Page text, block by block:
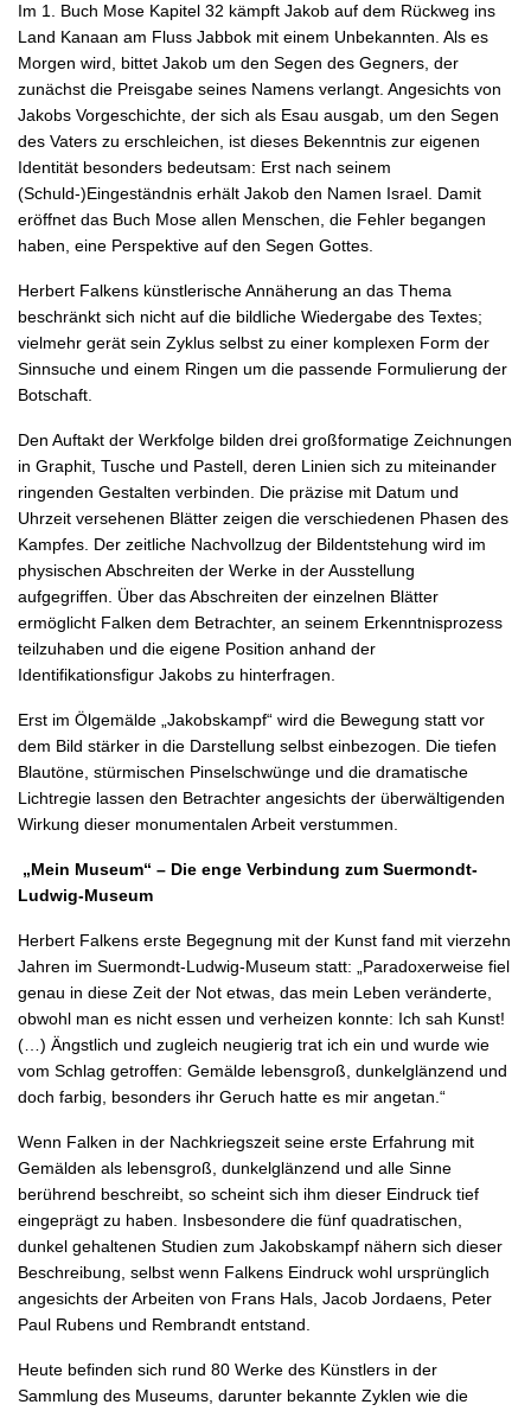
Im 1. Buch Mose Kapitel 32 kämpft Jakob auf dem Rückweg ins
Land Kanaan am Fluss Jabbok mit einem Unbekannten. Als es
Morgen wird, bittet Jakob um den Segen des Gegners, der
zunächst die Preisgabe seines Namens verlangt. Angesichts von
Jakobs Vorgeschichte, der sich als Esau ausgab, um den Segen
des Vaters zu erschleichen, ist dieses Bekenntnis zur eigenen
Identität besonders bedeutsam: Erst nach seinem
(Schuld-)Eingeständnis erhält Jakob den Namen Israel. Damit
eröffnet das Buch Mose allen Menschen, die Fehler begangen
haben, eine Perspektive auf den Segen Gottes.
Herbert Falkens künstlerische Annäherung an das Thema
beschränkt sich nicht auf die bildliche Wiedergabe des Textes;
vielmehr gerät sein Zyklus selbst zu einer komplexen Form der
Sinnsuche und einem Ringen um die passende Formulierung der
Botschaft.
Den Auftakt der Werkfolge bilden drei großformatige Zeichnungen
in Graphit, Tusche und Pastell, deren Linien sich zu miteinander
ringenden Gestalten verbinden. Die präzise mit Datum und
Uhrzeit versehenen Blätter zeigen die verschiedenen Phasen des
Kampfes. Der zeitliche Nachvollzug der Bildentstehung wird im
physischen Abschreiten der Werke in der Ausstellung
aufgegriffen. Über das Abschreiten der einzelnen Blätter
ermöglicht Falken dem Betrachter, an seinem Erkenntnisprozess
teilzuhaben und die eigene Position anhand der
Identifikationsfigur Jakobs zu hinterfragen.
Erst im Ölgemälde „Jakobskampf“ wird die Bewegung statt vor
dem Bild stärker in die Darstellung selbst einbezogen. Die tiefen
Blautöne, stürmischen Pinselschwünge und die dramatische
Lichtregie lassen den Betrachter angesichts der überwältigenden
Wirkung dieser monumentalen Arbeit verstummen.
„Mein Museum“ – Die enge Verbindung zum Suermondt-
Ludwig-Museum
Herbert Falkens erste Begegnung mit der Kunst fand mit vierzehn
Jahren im Suermondt-Ludwig-Museum statt: „Paradoxerweise fiel
genau in diese Zeit der Not etwas, das mein Leben veränderte,
obwohl man es nicht essen und verheizen konnte: Ich sah Kunst!
(…) Ängstlich und zugleich neugierig trat ich ein und wurde wie
vom Schlag getroffen: Gemälde lebensgroß, dunkelglänzend und
doch farbig, besonders ihr Geruch hatte es mir angetan.“
Wenn Falken in der Nachkriegszeit seine erste Erfahrung mit
Gemälden als lebensgroß, dunkelglänzend und alle Sinne
berührend beschreibt, so scheint sich ihm dieser Eindruck tief
eingeprägt zu haben. Insbesondere die fünf quadratischen,
dunkel gehaltenen Studien zum Jakobskampf nähern sich dieser
Beschreibung, selbst wenn Falkens Eindruck wohl ursprünglich
angesichts der Arbeiten von Frans Hals, Jacob Jordaens, Peter
Paul Rubens und Rembrandt entstand.
Heute befinden sich rund 80 Werke des Künstlers in der
Sammlung des Museums, darunter bekannte Zyklen wie die